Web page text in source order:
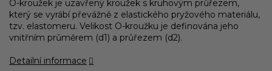
O-kroužek je uzavřený kroužek s kruhovým průřezem,
který se vyrábí převážně z elastického pryžového materiálu,
tzv. elastomeru. Velikost O-kroužku je definována jeho
vnitřním průměrem (d1) a průřezem (d2).
Detailní informace